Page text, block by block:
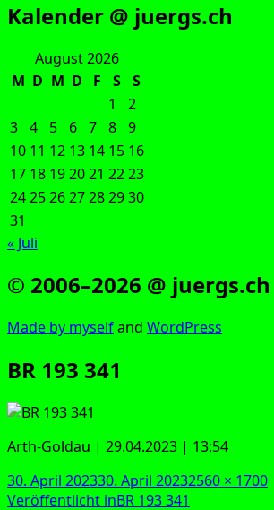
Kalender @ juergs.ch
August 2026
M D M D F S
S
1
2
3 4 5 6 7 8 9
10 11 12 13 14 15 16
17 18 192021 2223
24252627282930
31
« Juli
© 2006–2026 @ juergs.ch
Made by mys­elfand Word­Press
BR 193 341
Arth-Gold­au | 29.04.2023 | 13:54
Veröffentlicht
am
30. April 202330. April 2023Originalgröße
2560 × 1700
Veröffentlicht inBR 193 341